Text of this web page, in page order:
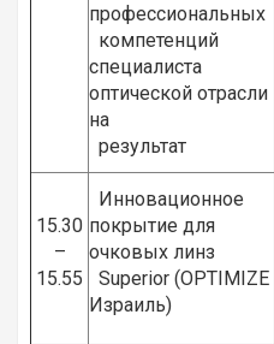
профессиональных
компетенций
специалиста
оптической отрасли
на
результат
15.30
–
15.55
Инновационное
покрытие для
очковых линз
Superior (OPTIMIZE
Израиль)